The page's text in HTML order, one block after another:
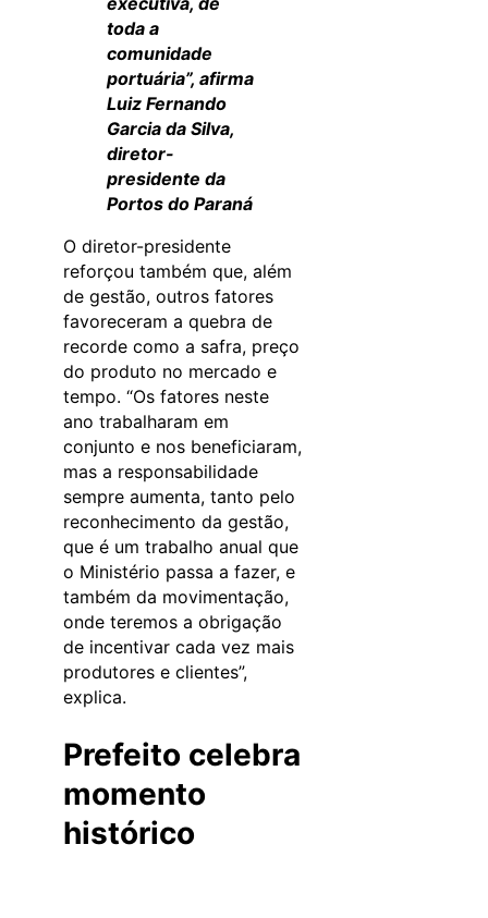
toda a
comunidade
portuária”, afirma
Luiz Fernando
Garcia da Silva,
diretor-
presidente da
Portos do Paraná
O diretor-presidente
reforçou também que, além
de gestão, outros fatores
favoreceram a quebra de
recorde como a safra, preço
do produto no mercado e
tempo. “Os fatores neste
ano trabalharam em
conjunto e nos beneficiaram,
mas a responsabilidade
sempre aumenta, tanto pelo
reconhecimento da gestão,
que é um trabalho anual que
o Ministério passa a fazer, e
também da movimentação,
onde teremos a obrigação
de incentivar cada vez mais
produtores e clientes”,
explica.
Prefeito celebra
momento
histórico